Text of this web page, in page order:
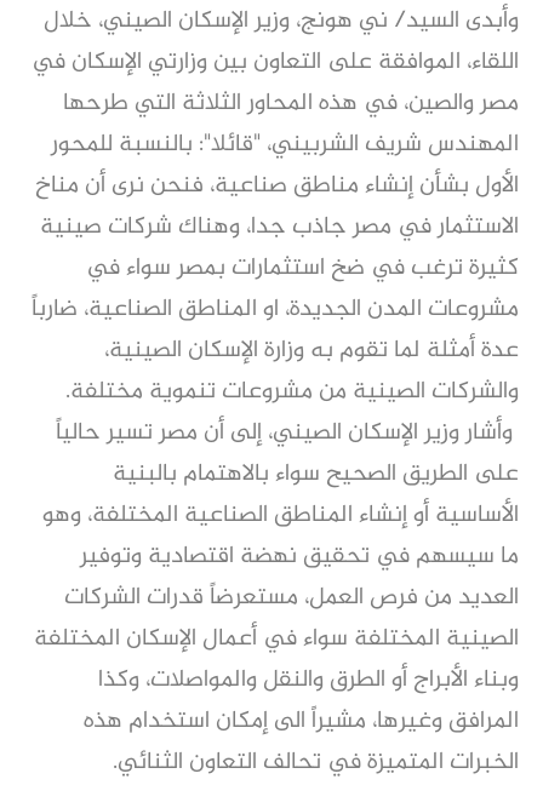
وأبدى السيد/ ني هونج، وزير الإسكان الصيني، خلال
اللقاء، الموافقة على التعاون بين وزارتي الإسكان في
مصر والصين، في هذه المحاور الثلاثة التي طرحها
المهندس شريف الشربيني، "قائلا": بالنسبة للمحور
الأول بشأن إنشاء مناطق صناعية، فنحن نرى أن مناخ
الاستثمار في مصر جاذب جدا، وهناك شركات صينية
كثيرة ترغب في ضخ استثمارات بمصر سواء في
مشروعات المدن الجديدة، او المناطق الصناعية، ضارباً
عدة أمثلة لما تقوم به وزارة الإسكان الصينية،
والشركات الصينية من مشروعات تنموية مختلفة.
وأشار وزير الإسكان الصيني، إلى أن مصر تسير حالياً
على الطريق الصحيح سواء بالاهتمام بالبنية
الأساسية أو إنشاء المناطق الصناعية المختلفة، وهو
ما سيسهم في تحقيق نهضة اقتصادية وتوفير
العديد من فرص العمل، مستعرضاً قدرات الشركات
الصينية المختلفة سواء في أعمال الإسكان المختلفة
وبناء الأبراج أو الطرق والنقل والمواصلات، وكذا
المرافق وغيرها، مشيراً الى إمكان استخدام هذه
الخبرات المتميزة في تحالف التعاون الثنائي.